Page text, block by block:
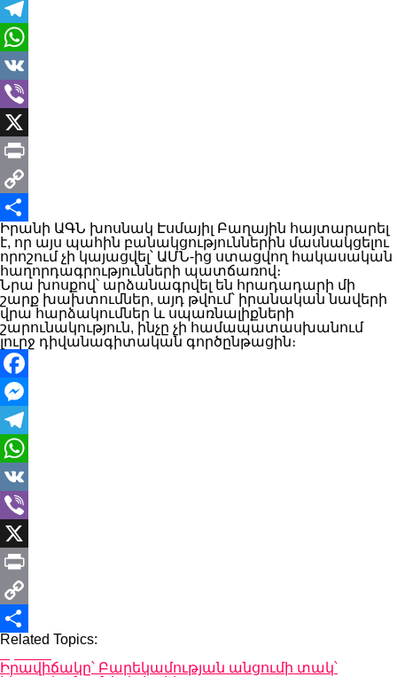
Messenger
Telegram
WhatsApp
VK
Viber
X
Print
Copy
Link
Share
Իրանի ԱԳՆ խոսնակ Էսմայիլ Բաղային հայտարարել
է, որ այս պահին բանակցություններին մասնակցելու
որոշում չի կայացվել՝ ԱՄՆ-ից ստացվող հակասական
հաղորդագրությունների պատճառով։
Նրա խոսքով՝ արձանագրվել են հրադադարի մի
շարք խախտումներ, այդ թվում՝ իրանական նավերի
վրա հարձակումներ և սպառնալիքների
շարունակություն, ինչը չի համապատասխանում
լուրջ դիվանագիտական գործընթացին։
Facebook
Messenger
Telegram
WhatsApp
VK
Viber
X
Print
Copy
Link
Share
Related Topics:
Իրավիճակը՝ Բարեկամության անցումի տակ՝